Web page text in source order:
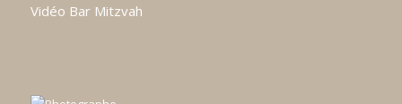
Vidéo Bar Mitzvah